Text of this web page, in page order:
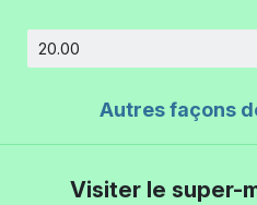
Autres façons
Visiter le super-